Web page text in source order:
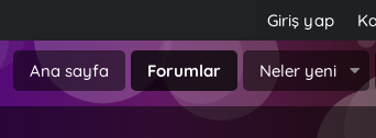
Giriş yap
Ana sayfa Forumlar Neler yeni